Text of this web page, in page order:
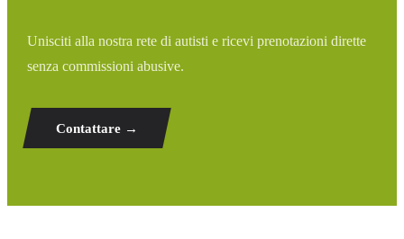
Unisciti alla nostra rete di autisti e ricevi prenotazioni dirette
senza commissioni abusive.
Contattare →